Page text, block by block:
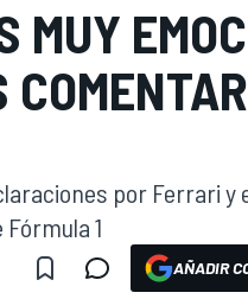
MUY
por Ferrari y
1
AÑADIR